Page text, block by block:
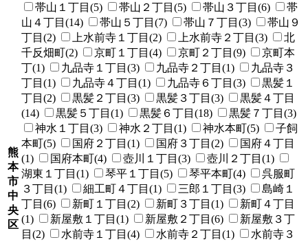
熊
本
市
中
央
区
帯山１丁目(5)
帯山２丁目(5) 帯山３丁目(6)
帯
山４丁目(14)
帯山５丁目(7) 帯山７丁目(3)
帯山９
丁目(2)
上水前寺１丁目(2) 上水前寺２丁目(3)
北
千反畑町(2)
京町１丁目(4) 京町２丁目(9)
京町本
丁(1)
九品寺１丁目(3) 九品寺２丁目(1)
九品寺３
丁目(1)
九品寺４丁目(1) 九品寺６丁目(3)
黒髪１
丁目(2)
黒髪２丁目(3) 黒髪３丁目(3)
黒髪４丁目
(14)
黒髪５丁目(1) 黒髪６丁目(18)
黒髪７丁目(3)
神水１丁目(3)
神水２丁目(1) 神水本町(5)
子飼
本町(5)
国府２丁目(1) 国府３丁目(2)
国府４丁目
(1)
国府本町(4) 壺川１丁目(3)
壺川２丁目(1)
湖東１丁目(1)
琴平１丁目(5) 琴平本町(4)
呉服町
３丁目(1)
細工町４丁目(1) 三郎１丁目(3)
島崎１
丁目(6)
新町１丁目(2) 新町３丁目(1)
新町４丁目
(1)
新屋敷１丁目(1) 新屋敷２丁目(6)
新屋敷３丁
目(2)
水前寺１丁目(4) 水前寺２丁目(1)
水前寺３